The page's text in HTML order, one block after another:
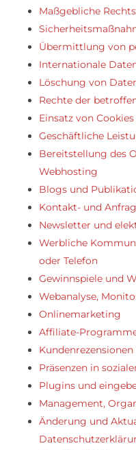
Maßgebliche
Übermittlung von
Internationale
Löschung von
Rechte der
Einsatz von Cookies
Geschäftliche
Bereitstellung des
Webhosting
Blogs und
Kontakt- und
Newsletter und
Werbliche
oder Telefon
Gewinnspiele und
Webanalyse,
Onlinemarketing
Affiliate-
Präsenzen in
Plugins und
Management,
Änderung und